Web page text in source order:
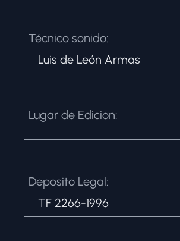
Técnico sonido:
Luis de León Armas
Lugar de Edicion:
Deposito Legal:
TF 2266-1996